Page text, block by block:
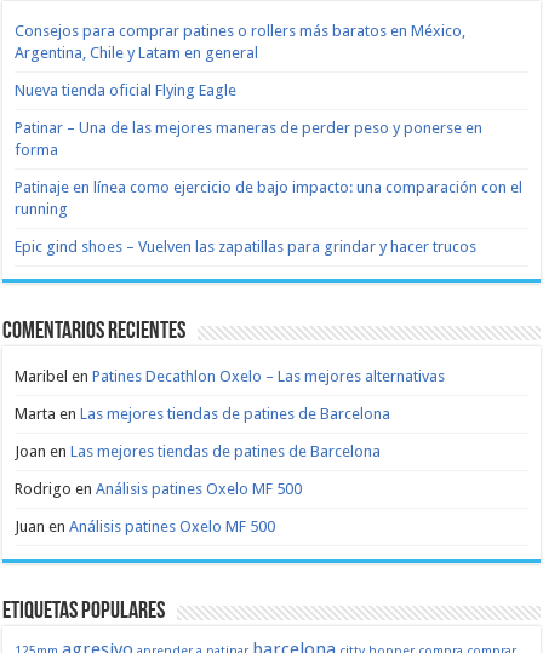
Consejos para comprar patines o rollers más baratos en México,
Argentina, Chile y Latam en general
Nueva tienda oficial Flying Eagle
Patinar – Una de las mejores maneras de perder peso y ponerse en
forma
Patinaje en línea como ejercicio de bajo impacto: una comparación con el
running
Epic gind shoes – Vuelven las zapatillas para grindar y hacer trucos
Comentarios recientes
Maribel enPatines Decathlon Oxelo – Las mejores alternativas
Marta enLas mejores tiendas de patines de Barcelona
Joan enLas mejores tiendas de patines de Barcelona
Rodrigo enAnálisis patines Oxelo MF 500
Juan enAnálisis patines Oxelo MF 500
Etiquetas populares